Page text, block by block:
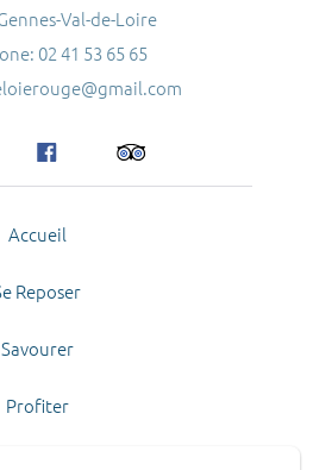
Val-de-Loire
02 41 53 65 65
Accueil
Reposer
Savourer
Profiter